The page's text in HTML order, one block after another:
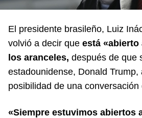
El presidente brasileño, Luiz
volvió a decir que está
los aranceles, después de que
estadounidense, Donald Trump,
posibilidad de una conversación
«Siempre estuvimos abiertos